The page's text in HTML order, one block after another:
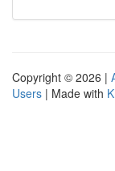
Copyright © 2026 |
Users | Made with